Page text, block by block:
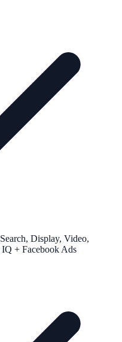
Display, Video,
+ Facebook Ads